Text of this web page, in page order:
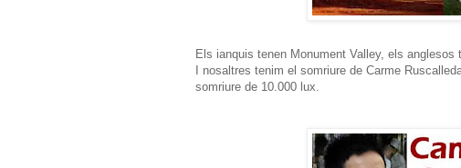
Els ianquis tenen Monument Valley, els anglesos
I nosaltres tenim el somriure de Carme
somriure de 10.000 lux.